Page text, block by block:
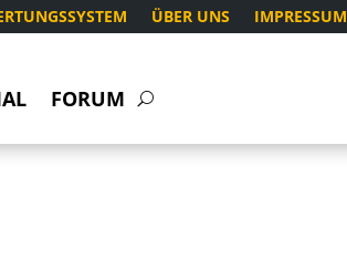
ÜBER UNS IMPRESSUM
FORUM